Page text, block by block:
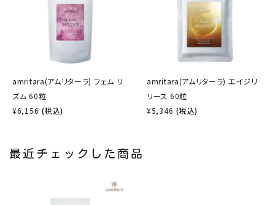
amritara(アムリターラ) フェム リ
ズム 60粒
¥6,156 (税込)
amritara(アムリターラ) エイジリ
リース 60粒
¥5,346 (税込)
最近チェックした商品